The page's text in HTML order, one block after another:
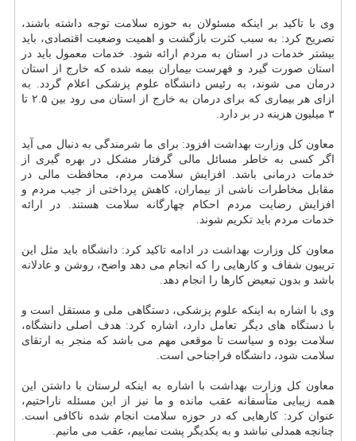
وی با تاكید بر اینكه مسئولان به حوزه سلامت توجه داشته باشند،
تصریح كرد: به سبب كثرت بازگشت و اهمیت وضعیت اقتصادی، باید
بیشتر خدمات در استان به مردم ارائه شود. خدمات معمول باید در
استان صورت گیرد و فهرست بیماران بیمه شده كه خارج از استان
درمان می شوند، به رئیس دانشگاه علوم پزشكی اعلام گردد. به
ازای هر بیماری كه برای درمان به خارج از استان می رود بین ۲.۵ تا
۳ میلیون هزینه در بر دارد.
معاون كل وزارت بهداشت افزود: برای ما شرمندگی به دنبال می آید
اگر كسی به خاطر مسائل مالی گرفتار مشكل در بهره گیری از
خدمات درمانی باشد. افزایش سلامت مردم، محافظت مالی در
مقابل مخاطرات ناشی از بیماران، كاهش پرداختی از جیب مردم و
افزایش رضایت مردم احكام چهارگانه سلامت هستند. در ارائه
خدمات مردم باید تكریم شوند.
معاون كل وزارت بهداشت در ادامه تاكید كرد: دانشگاه باید مثل این
تریبون شفاف و كارهایی را كه انجام می دهد واضح، روشن و عادلانه
باشد و بدون تبعیض كارها را انجام دهد.
وی با اشاره به اینكه علوم پزشكی، دستگاهی ملی و مستقل است و
با دستگاه های دیگر تعامل دارد، اشاره كرد: هدف اصلی دانشگاه،
سلامت بوده و سیاست تا موقعی مهم می باشد كه منجر به ارتقای
سلامت شود، دانشگاه فراجناحی است.
معاون كل وزارت بهداشت با اشاره به اینكه لرستان با داشتن این
همه زیبایی متأسفانه عقب مانده و ما نیز از این مسئله ناراحتیم،
عنوان كرد: كارهایی كه در حوزه سلامت انجام شده ناكافی است.
چنانچه همدلی نباشد و به یكدیگر پشت نماییم، عقب می مانیم.